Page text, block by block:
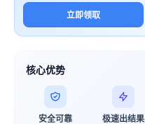
立即领取
核心优势
安全可靠 极速出结果